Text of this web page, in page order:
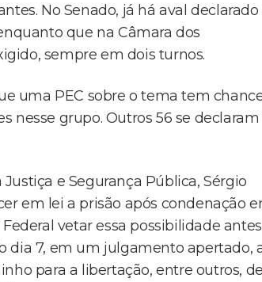
No Senado, já há aval declarado
que na Câmara dos
sempre em dois turnos.
uma PEC sobre o tema tem
nesse grupo. Outros 56 se declaram
e Segurança Pública, Sérgio
em lei a prisão após condenação
vetar essa possibilidade antes
dia 7, em um julgamento apertado,
para a libertação, entre outros, de